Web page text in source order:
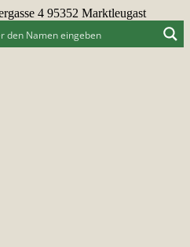
4 95352 Marktleugast